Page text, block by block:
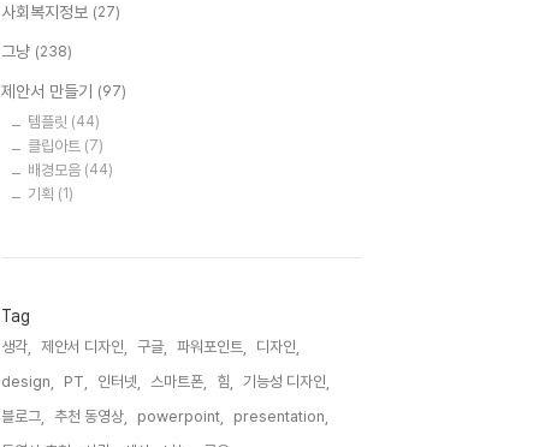
사회복지정보 (27)
그냥 (238)
제안서 만들기 (97)
템플릿 (44)
클립아트 (7)
배경모음 (44)
기획 (1)
Tag
생각, 제안서 디자인, 구글, 파워포인트,
디자인,
design,
PT, 인터넷, 스마트폰, 힘,
기능성 디자인,
블로그,
추천 동영상, powerpoint,
presentation,